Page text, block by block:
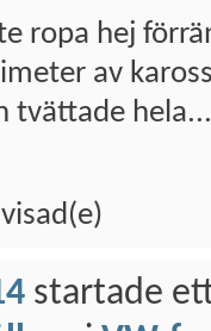
ropa hej
av
tvättade hela...
startade